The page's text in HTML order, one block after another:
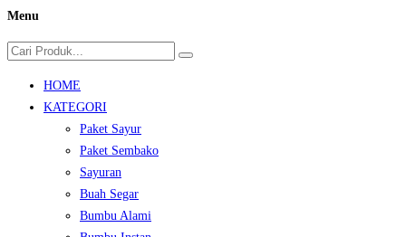
Refill
ml)
Menu
HOME
KATEGORI
Paket Sayur
Paket Sembako
Sayuran
Buah Segar
Bumbu Alami